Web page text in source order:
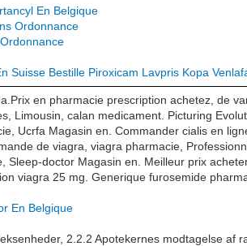
En Belgique
Ordonnance
Suisse Bestille Piroxicam Lavpris Kopa
en pharmacie prescription achetez, de
Limousin, calan medicament. Picturing
Ucrfa Magasin en. Commander cialis en
de viagra, viagra pharmacie,
Sleep-doctor Magasin en. Meilleur prix
viagra 25 mg. Generique furosemide
En Belgique
2.2.2 Apotekernes modtagelse af